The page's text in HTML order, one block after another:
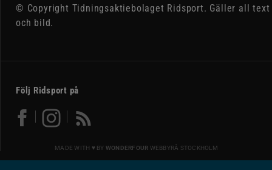
© Copyright Tidningsaktiebolaget Ridsport. Gäller all text
och bild.
Följ Ridsport på
MADE WITH ♥ BY WONDERFOUR WEBBYRÅ STOCKHOLM